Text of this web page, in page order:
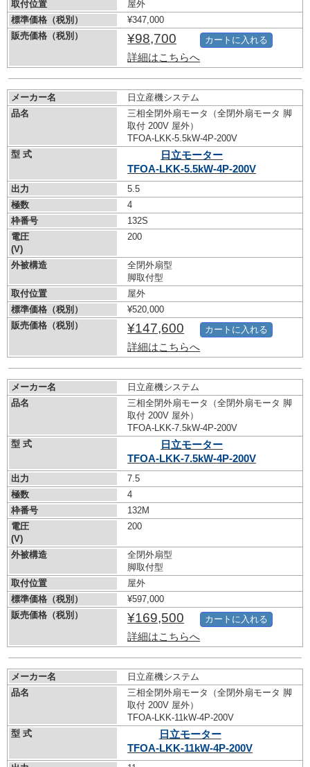
取付位置
屋外
標準価格（税別）
¥347,000
販売価格（税別）
¥98,700
詳細はこちらへ
カートに入れる
メーカー名
日立産機システム
品名
三相全閉外扇モータ（全閉外扇モータ 脚
取付 200V 屋外）
TFOA-LKK-5.5kW-4P-200V
型 式
日立モーター
TFOA-LKK-5.5kW-4P-200V
出力
5.5
極数
4
枠番号
132S
電圧
(V)
200
外被構造
全閉外扇型
脚取付型
取付位置
屋外
標準価格（税別）
¥520,000
販売価格（税別）
¥147,600
詳細はこちらへ
カートに入れる
メーカー名
日立産機システム
品名
三相全閉外扇モータ（全閉外扇モータ 脚
取付 200V 屋外）
TFOA-LKK-7.5kW-4P-200V
型 式
日立モーター
TFOA-LKK-7.5kW-4P-200V
出力
7.5
極数
4
枠番号
132M
電圧
(V)
200
外被構造
全閉外扇型
脚取付型
取付位置
屋外
標準価格（税別）
¥597,000
販売価格（税別）
¥169,500
詳細はこちらへ
カートに入れる
メーカー名
日立産機システム
品名
三相全閉外扇モータ（全閉外扇モータ 脚
取付 200V 屋外）
TFOA-LKK-11kW-4P-200V
型 式
日立モーター
TFOA-LKK-11kW-4P-200V